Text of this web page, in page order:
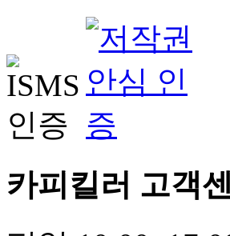
카피킬러 고객